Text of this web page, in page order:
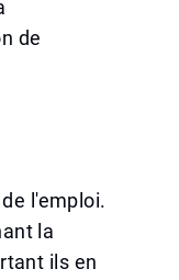
de
l'emploi.
la
ils en